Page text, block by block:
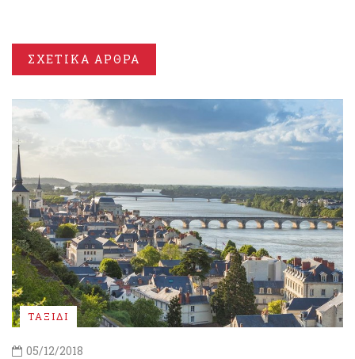
ΣΧΕΤΙΚΑ ΑΡΘΡΑ
ΤΑΞΙΔΙ
05/12/2018